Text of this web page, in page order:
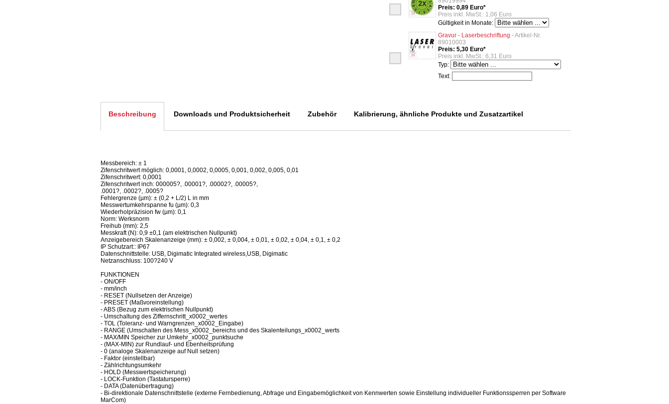
Preis: 0,89 Euro*
Preis inkl. MwSt.: 1,06 Euro
Gültigkeit in Monate:
Gravur - Laserbeschriftung - Artikel-Nr.
89010003
Preis: 5,30 Euro*
Preis inkl. MwSt.: 6,31 Euro
Typ:
Text:
Beschreibung Downloads und Produktsicherheit Zubehör Kalibrierung, ähnliche Produkte und Zusatzartikel
Messbereich: ± 1
Zifenschritwert möglich: 0,0001, 0,0002, 0,0005, 0,001, 0,002, 0,005, 0,01
Zifenschritwert: 0,0001
Zifenschritwert inch: 000005?, .00001?, .00002?, .00005?,
.0001?, .0002?, .0005?
Fehlergrenze (µm): ± (0,2 + L/2) L in mm
Messwertumkehrspanne fu (µm): 0,3
Wiederholpräzision fw (µm): 0,1
Norm: Werksnorm
Freihub (mm): 2,5
Messkraft (N): 0,9 ±0,1 (am elektrischen Nullpunkt)
Anzeigebereich Skalenanzeige (mm): ± 0,002, ± 0,004, ± 0,01, ± 0,02, ± 0,04, ± 0,1, ± 0,2
IP Schutzart:: IP67
Datenschnittstelle: USB, Digimatic Integrated wireless,USB, Digimatic
Netzanschluss: 100?240 V
FUNKTIONEN
- ON/OFF
- mm/inch
- RESET (Nullsetzen der Anzeige)
- PRESET (Maßvoreinstellung)
- ABS (Bezug zum elektrischen Nullpunkt)
- Umschaltung des Ziffernschritt_x0002_wertes
- TOL (Toleranz- und Warngrenzen_x0002_Eingabe)
- RANGE (Umschalten des Mess_x0002_bereichs und des Skalenteilungs_x0002_werts
- MAX/MIN Speicher zur Umkehr_x0002_punktsuche
- (MAX-MIN) zur Rundlauf- und Ebenheitsprüfung
- 0 (analoge Skalenanzeige auf Null setzen)
- Faktor (einstellbar)
- Zählrichtungsumkehr
- HOLD (Messwertspeicherung)
- LOCK-Funktion (Tastatursperre)
- DATA (Datenübertragung)
- Bi-direktionale Datenschnittstelle (externe Fernbedienung, Abfrage und Eingabemöglichkeit von Kennwerten sowie Einstellung individueller Funktionssperren per Software
MarCom)